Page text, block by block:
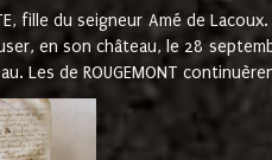
fille du seigneur Amé de
en son château, le 28
Les de ROUGEMONT